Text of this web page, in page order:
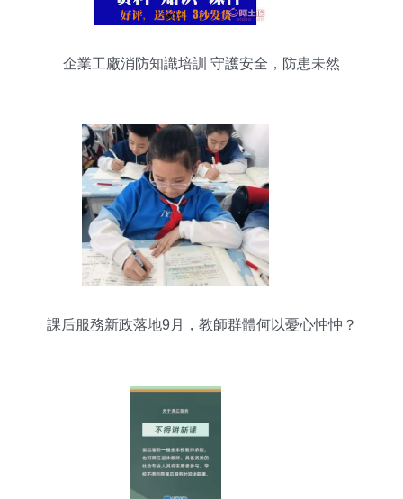
企業工廠消防知識培訓 守護安全，防患未然
課后服務新政落地9月，教師群體何以憂心忡忡？